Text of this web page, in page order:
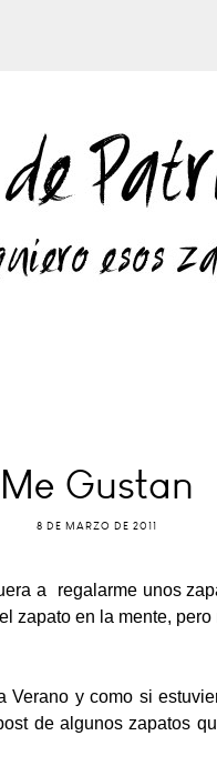
Me Gustan
8 DE MARZO DE 2011
a regalarme unos
zapato en la mente,
Verano y como si
de algunos zapatos